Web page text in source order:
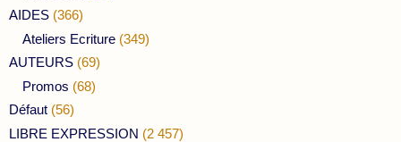
AIDES (366)
Ateliers Ecriture (349)
AUTEURS (69)
Promos (68)
Défaut (56)
LIBRE EXPRESSION (2 457)